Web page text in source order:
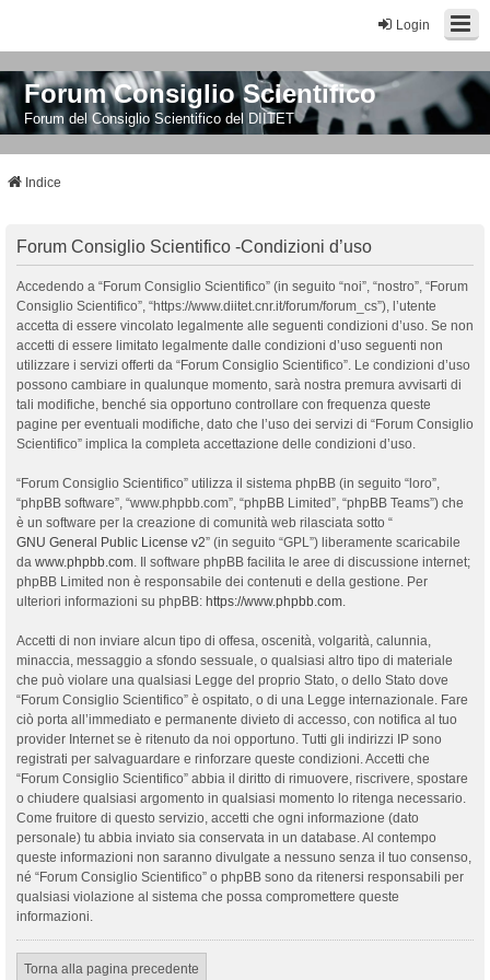
Login
Forum Consiglio Scientifico
Forum del Consiglio Scientifico del DIITET
Indice
Forum Consiglio Scientifico -Condizioni d’uso
Accedendo a “Forum Consiglio Scientifico” (in seguito “noi”, “nostro”, “Forum
Consiglio Scientifico”, “https://www.diitet.cnr.it/forum/forum_cs”), l’utente
accetta di essere vincolato legalmente alle seguenti condizioni d’uso. Se non
accetti di essere limitato legalmente dalle condizioni d’uso seguenti non
utilizzare i servizi offerti da “Forum Consiglio Scientifico”. Le condizioni d’uso
possono cambiare in qualunque momento, sarà nostra premura avvisarti di
tali modifiche, benché sia opportuno controllare con frequenza queste
pagine per eventuali modifiche, dato che l’uso dei servizi di “Forum Consiglio
Scientifico” implica la completa accettazione delle condizioni d’uso.
“Forum Consiglio Scientifico” utilizza il sistema phpBB (in seguito “loro”,
“phpBB software”, “www.phpbb.com”, “phpBB Limited”, “phpBB Teams”) che
è un software per la creazione di comunità web rilasciata sotto “
GNU General Public License v2” (in seguito “GPL”) liberamente scaricabile
da www.phpbb.com. Il software phpBB facilita le aree di discussione internet;
phpBB Limited non è responsabile dei contenuti e della gestione. Per
ulteriori informazioni su phpBB: https://www.phpbb.com.
Accetti di non inviare alcun tipo di offesa, oscenità, volgarità, calunnia,
minaccia, messaggio a sfondo sessuale, o qualsiasi altro tipo di materiale
che può violare una qualsiasi Legge del proprio Stato, o dello Stato dove
“Forum Consiglio Scientifico” è ospitato, o di una Legge internazionale. Fare
ciò porta all’immediato e permanente divieto di accesso, con notifica al tuo
provider Internet se è ritenuto da noi opportuno. Tutti gli indirizzi IP sono
registrati per salvaguardare e rinforzare queste condizioni. Accetti che
“Forum Consiglio Scientifico” abbia il diritto di rimuovere, riscrivere, spostare
o chiudere qualsiasi argomento in qualsiasi momento lo ritenga necessario.
Come fruitore di questo servizio, accetti che ogni informazione (dato
personale) tu abbia inviato sia conservata in un database. Al contempo
queste informazioni non saranno divulgate a nessuno senza il tuo consenso,
né “Forum Consiglio Scientifico” o phpBB sono da ritenersi responsabili per
qualsiasi violazione al sistema che possa compromettere queste
informazioni.
Torna alla pagina precedente